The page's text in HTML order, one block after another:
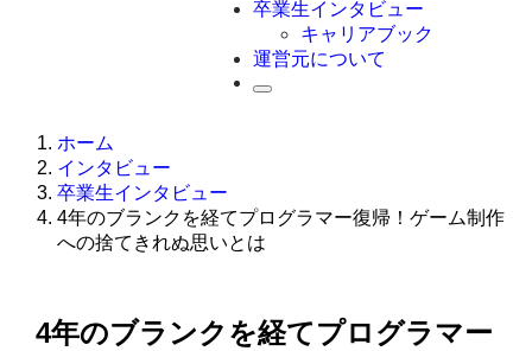
卒業生インタビュー
キャリアブック
運営元について
ホーム
インタビュー
卒業生インタビュー
4年のブランクを経てプログラマー復帰！ゲーム制作
への捨てきれぬ思いとは
4年のブランクを経てプログラマー